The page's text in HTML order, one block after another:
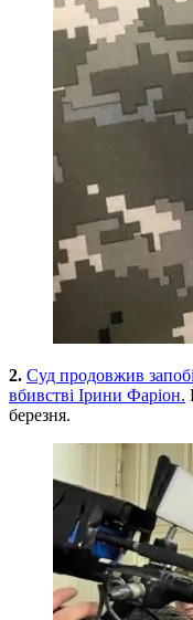
2. Суд продовжив
вбивстві Ірини Фаріон.
березня.